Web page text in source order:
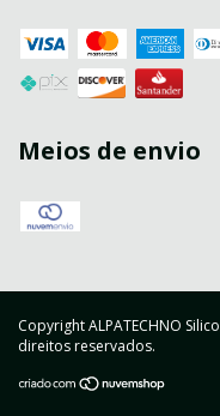
Meios de envio
Copyright ALPATECHNO
direitos reservados.